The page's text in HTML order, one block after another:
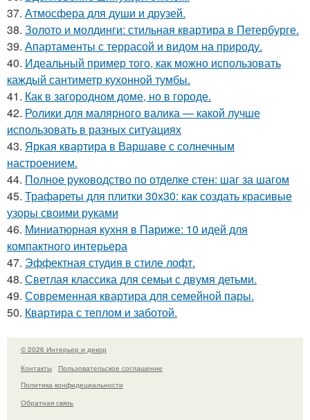
37. Атмосфера для души и друзей.
38. Золото и молдинги: стильная квартира в Петербурге.
39. Апартаменты с террасой и видом на природу.
40. Идеальный пример того, как можно использовать
каждый сантиметр кухонной тумбы.
41. Как в загородном доме, но в городе.
42. Ролики для малярного валика — какой лучше
использовать в разных ситуациях
43. Яркая квартира в Варшаве с солнечным
настроением.
44. Полное руководство по отделке стен: шаг за шагом
45. Трафареты для плитки 30х30: как создать красивые
узоры своими руками
46. Миниатюрная кухня в Париже: 10 идей для
компактного интерьера
47. Эффектная студия в стиле лофт.
48. Светлая классика для семьи с двумя детьми.
49. Современная квартира для семейной пары.
50. Квартира с теплом и заботой.
© 2026 Интерьер и декор
Контакты
Пользовательское соглашение
Политика конфидециальности
Обратная связь